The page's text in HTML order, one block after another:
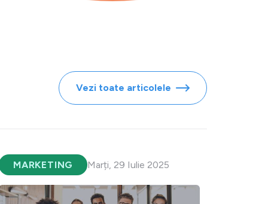
Vezi toate articolele
MARKETING Marți, 29 Iulie 2025